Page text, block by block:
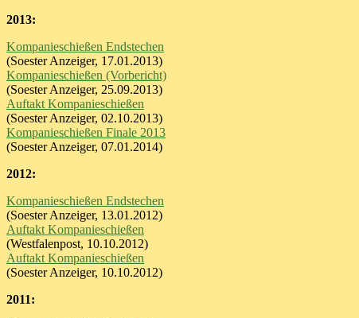
2013:
Kompanieschießen Endstechen
(Soester Anzeiger, 17.01.2013)
Kompanieschießen (Vorbericht)
(Soester Anzeiger, 25.09.2013)
Auftakt Kompanieschießen
(Soester Anzeiger, 02.10.2013)
Kompanieschießen Finale 2013
(Soester Anzeiger, 07.01.2014)
2012:
Kompanieschießen Endstechen
(Soester Anzeiger, 13.01.2012)
Auftakt Kompanieschießen
(Westfalenpost, 10.10.2012)
Auftakt Kompanieschießen
(Soester Anzeiger, 10.10.2012)
2011: